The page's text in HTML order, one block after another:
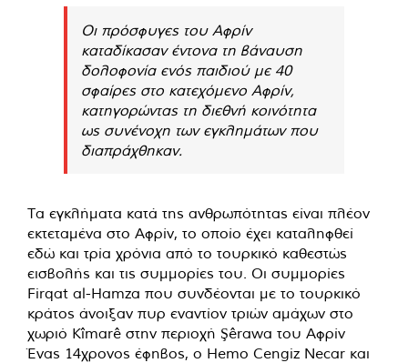
Οι πρόσφυγες του Αφρίν
καταδίκασαν έντονα τη βάναυση
δολοφονία ενός παιδιού με 40
σφαίρες στο κατεχόμενο Αφρίν,
κατηγορώντας τη διεθνή κοινότητα
ως συνένοχη των εγκλημάτων που
διαπράχθηκαν.
Τα εγκλήματα κατά της ανθρωπότητας είναι πλέον
εκτεταμένα στο Αφρίν, το οποίο έχει καταληφθεί
εδώ και τρία χρόνια από το τουρκικό καθεστώς
εισβολής και τις συμμορίες του. Οι συμμορίες
Firqat al-Hamza που συνδέονται με το τουρκικό
κράτος άνοιξαν πυρ εναντίον τριών αμάχων στο
χωριό Kîmarê στην περιοχή Şêrawa του Αφρίν
Ένας 14χρονος έφηβος, ο Hemo Cengiz Necar και